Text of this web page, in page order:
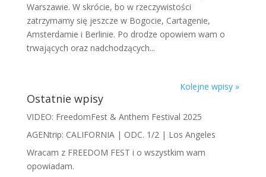
Warszawie. W skrócie, bo w rzeczywistości
zatrzymamy się jeszcze w Bogocie, Cartagenie,
Amsterdamie i Berlinie. Po drodze opowiem wam o
trwających oraz nadchodzących...
Kolejne wpisy »
Ostatnie wpisy
VIDEO: FreedomFest & Anthem Festival 2025
AGENtrip: CALIFORNIA | ODC. 1/2 | Los Angeles
Wracam z FREEDOM FEST i o wszystkim wam
opowiadam.